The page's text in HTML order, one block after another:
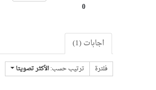
0
اجابات (1)
فلترة ترتيب حسب:الأكثر تصويتا